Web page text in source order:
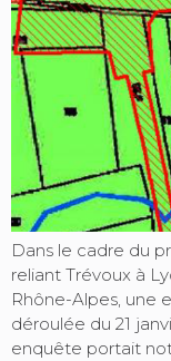
Dans le cadre du
reliant Trévoux à
Rhône-Alpes, une
déroulée du 21
enquête portait